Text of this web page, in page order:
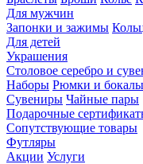
Для мужчин
Запонки и зажимы
Для детей
Украшения
Столовое серебро и
Наборы Рюмки и бокалы
Сувениры Чайные пары
Подарочные
Сопутствующие товары
Футляры
Акции Услуги